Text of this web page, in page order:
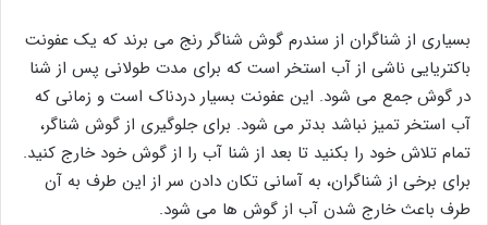
بسیاری از شناگران از سندرم گوش شناگر رنج می برند که یک عفونت
باکتریایی ناشی از آب استخر است که برای مدت طولانی پس از شنا
در گوش جمع می شود. این عفونت بسیار دردناک است و زمانی که
آب استخر تمیز نباشد بدتر می شود. برای جلوگیری از گوش شناگر،
تمام تلاش خود را بکنید تا بعد از شنا آب را از گوش خود خارج کنید.
برای برخی از شناگران، به آسانی تکان دادن سر از این طرف به آن
طرف باعث خارج شدن آب از گوش ها می شود.